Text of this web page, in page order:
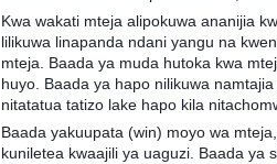
Kwa wakati mteja alipokuwa ananijia
lilikuwa linapanda ndani yangu na
mteja. Baada ya muda hutoka kwa
huyo. Baada ya hapo nilikuwa
nitatatua tatizo lake hapo kila
Baada yakuupata (win) moyo wa
kuniletea kwaajili ya uaguzi. Baada ya